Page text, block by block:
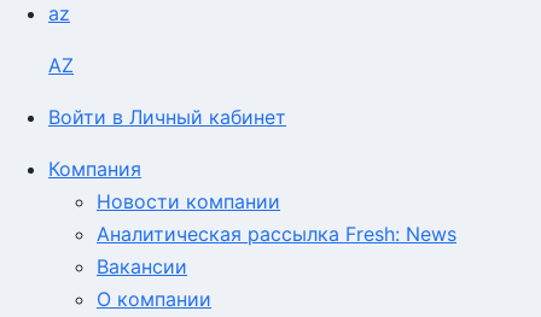
az
AZ
Войти в Личный кабинет
Компания
Новости компании
Аналитическая рассылка Fresh: News
Вакансии
О компании